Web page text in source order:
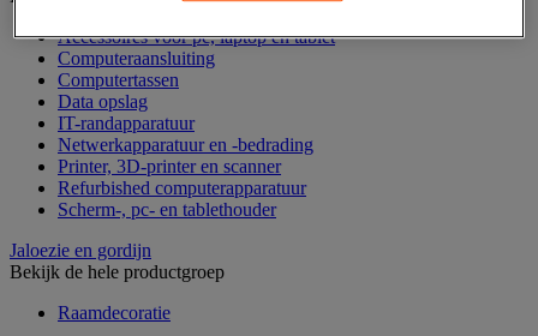
Accessoires voor pc, laptop en tablet
Computeraansluiting
Computertassen
Data opslag
IT-randapparatuur
Netwerkapparatuur en -bedrading
Printer, 3D-printer en scanner
Refurbished computerapparatuur
Scherm-, pc- en tablethouder
Jaloezie en gordijn
Bekijk de hele productgroep
Raamdecoratie